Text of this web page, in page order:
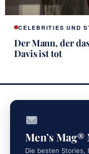
CELEBRITIES UND
Der Mann, der
Davis ist tot
Men’s
Die besten